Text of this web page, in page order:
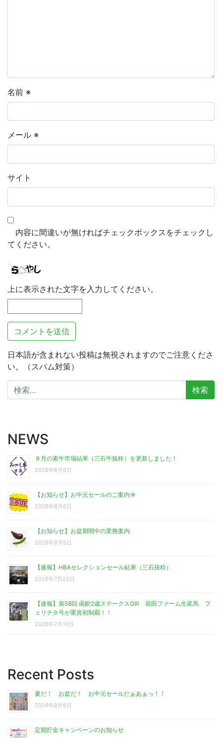
名前 ※
メール ※
サイト
内容に間違いが無ければチェックボックスをチェックし
てください。
上に表示された文字を入力してください。
日本語が含まれない投稿は無視されますのでご注意くださ
い。（スパム対策）
検
索:
NEWS
８月の素牛市場結果（三石牛抜粋）を更新しました！
2026年8月6日
【お知らせ】お中元セールのご案内☆
2026年8月6日
【お知らせ】お盆期間中の業務案内
2026年8月5日
【速報】HBAセレクションセール結果（三石抜粋）
2026年7月22日
【速報】第58回 函館2歳ステークスGⅢ 前田ファーム生産馬 フ
ェリチタ号が重賞初制覇！！
2026年7月19日
Recent Posts
夏だ！ お盆だ！ お中元セールだぁあぁっ！！
2026年8月6日
定期貯金キャンペーンのお知らせ